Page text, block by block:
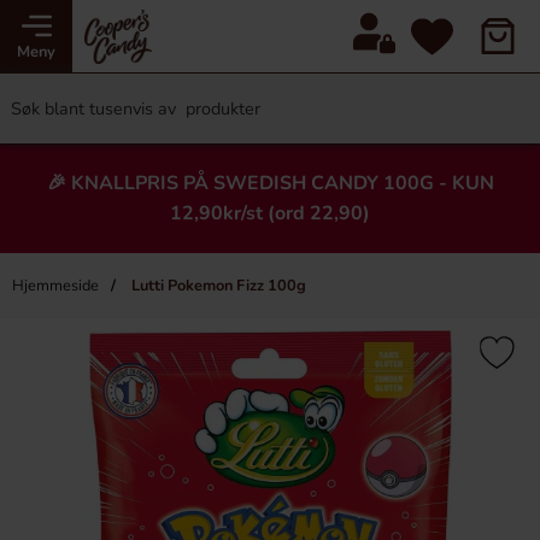
Meny
🎉 KNALLPRIS PÅ SWEDISH CANDY 100G - KUN
12,90kr/st (ord 22,90)
Hjemmeside Lutti Pokemon Fizz 100g
Heading
×